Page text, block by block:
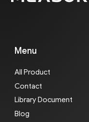
Menu
All Product
Contact
Library Document
Blog